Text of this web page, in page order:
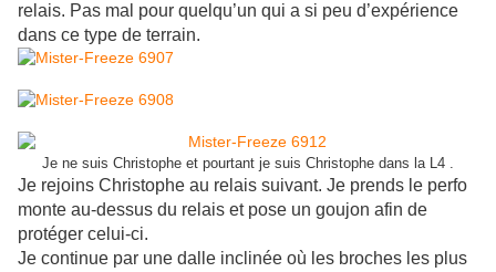
relais. Pas mal pour quelqu’un qui a si peu d’expérience
dans ce type de terrain.
Je ne suis Christophe et pourtant je suis Christophe dans la L4 .
Je rejoins Christophe au relais suivant. Je prends le perfo
monte au-dessus du relais et pose un goujon afin de
protéger celui-ci.
Je continue par une dalle inclinée où les broches les plus